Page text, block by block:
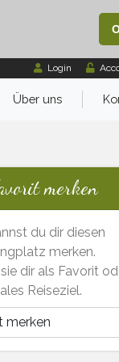
Login
Über uns
merken
du dir diesen
merken.
dir als Favorit
Reiseziel.
merken